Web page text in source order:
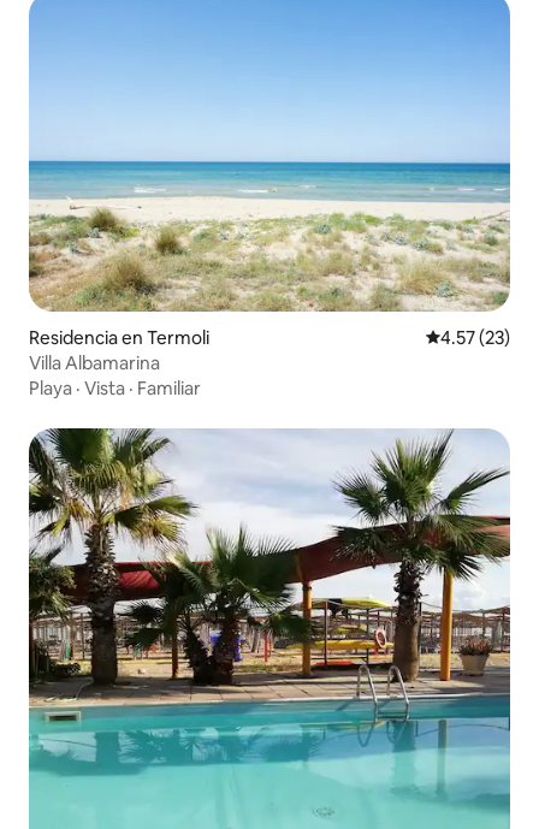
Residencia en Termoli Calificación
4.57 (23)
Villa Albamarina
Playa · Vista · Familiar